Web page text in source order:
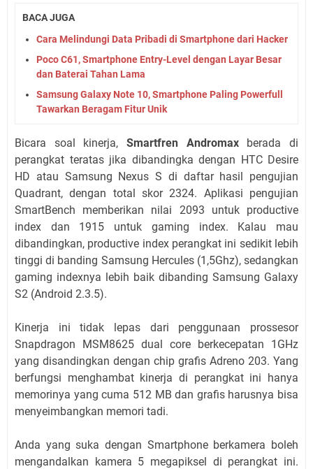
BACA JUGA
Cara Melindungi Data Pribadi di Smartphone dari Hacker
Poco C61, Smartphone Entry-Level dengan Layar Besar
dan Baterai Tahan Lama
Samsung Galaxy Note 10, Smartphone Paling Powerfull
Tawarkan Beragam Fitur Unik
Bicara soal kinerja, Smartfren Andromaxberada di
perangkat teratas jika dibandingka dengan HTC Desire
HD atau Samsung Nexus S di daftar hasil pengujian
Quadrant, dengan total skor 2324. Aplikasi pengujian
SmartBench memberikan nilai 2093 untuk productive
index dan 1915 untuk gaming index. Kalau mau
dibandingkan, productive index perangkat ini sedikit lebih
tinggi di banding Samsung Hercules (1,5Ghz), sedangkan
gaming indexnya lebih baik dibanding Samsung Galaxy
S2 (Android 2.3.5).
Kinerja ini tidak lepas dari penggunaan prossesor
Snapdragon MSM8625 dual core berkecepatan 1GHz
yang disandingkan dengan chip grafis Adreno 203. Yang
berfungsi menghambat kinerja di perangkat ini hanya
memorinya yang cuma 512 MB dan grafis harusnya bisa
menyeimbangkan memori tadi.
Anda yang suka dengan Smartphone berkamera boleh
mengandalkan kamera 5 megapiksel di perangkat ini.